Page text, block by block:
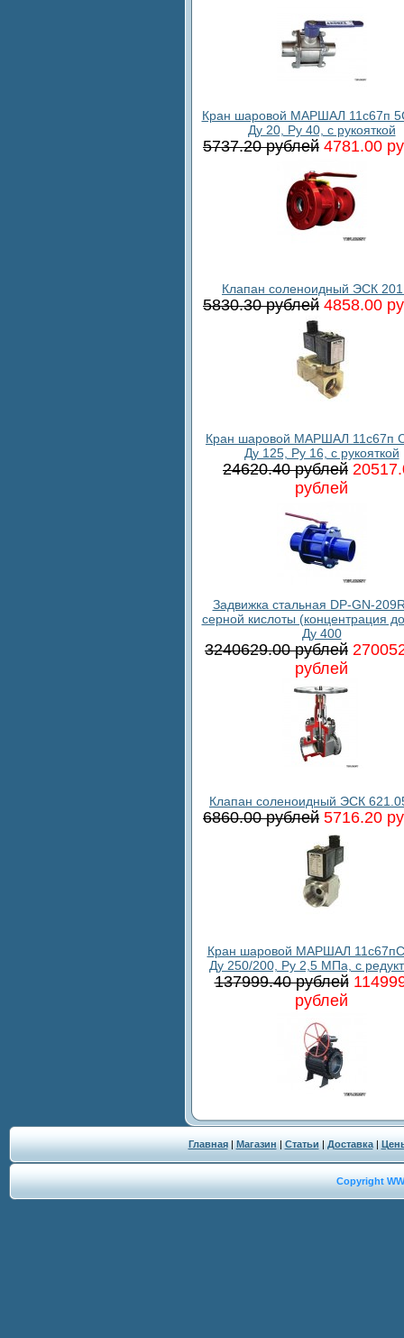
Кран шаровой МАРШАЛ 11с67п
Ду 20, Ру 40, с рукояткой
5737.20 рублей 4781.00
Клапан соленоидный ЭСК
5830.30 рублей 4858.00
Кран шаровой МАРШАЛ 11с67п
Ду 125, Ру 16, с рукояткой
24620.40 рублей
рублей
Задвижка стальная DP-GN-
серной кислоты (концентрация
Ду 400
3240629.00 рублей
рублей
Клапан соленоидный ЭСК
6860.00 рублей 5716.20
Кран шаровой МАРШАЛ
Ду 250/200, Ру 2,5 МПа, с
137999.40 рублей
рублей
Главная| Магазин | Статьи | Доставка|
Copyright